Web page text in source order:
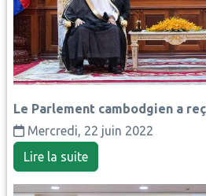
Le Parlement cambodgien a
Mercredi, 22 juin 2022
Lire la suite